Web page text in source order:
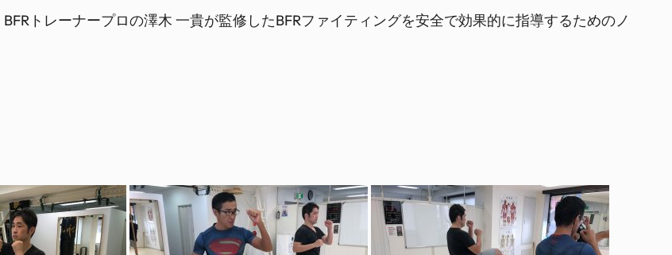
トレーナープロの澤木 一貴が監修したBFRファイティングを安全で効果的に指導するためのノ